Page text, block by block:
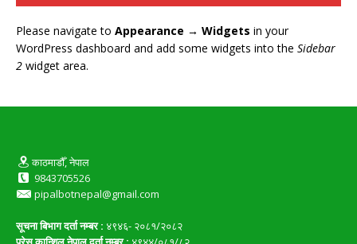
Please navigate to Appearance → Widgets in your
WordPress dashboard and add some widgets into the Sidebar
2 widget area.
काठमाडौँ, नेपाल
9843705526
pipalbotnepal@gmail.com
सूचना बिभाग दर्ता नम्बर : ४९४६- २०८१/२०८२